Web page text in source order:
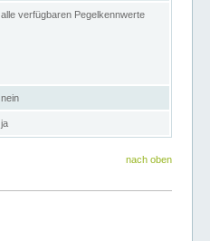
alle verfügbaren Pegelkennwerte
nein
ja
nach oben